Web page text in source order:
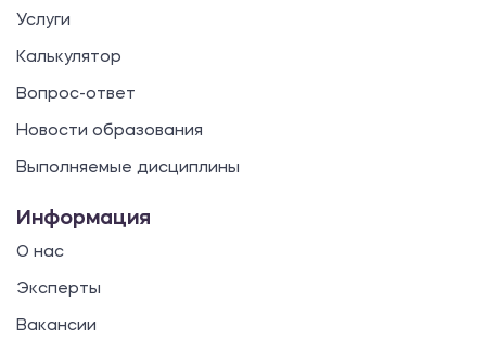
Услуги
Калькулятор
Вопрос-ответ
Новости образования
Выполняемые дисциплины
Информация
О нас
Эксперты
Вакансии